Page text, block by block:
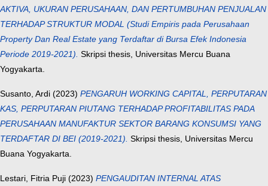
AKTIVA, UKURAN PERUSAHAAN, DAN PERTUMBUHAN PENJUALAN
TERHADAP STRUKTUR MODAL (Studi Empiris pada Perusahaan
Property Dan Real Estate yang Terdaftar di Bursa Efek Indonesia
Periode 2019-2021). Skripsi thesis, Universitas Mercu Buana
Yogyakarta.
Susanto, Ardi (2023) PENGARUH WORKING CAPITAL, PERPUTARAN
KAS, PERPUTARAN PIUTANG TERHADAP PROFITABILITAS PADA
PERUSAHAAN MANUFAKTUR SEKTOR BARANG KONSUMSI YANG
TERDAFTAR DI BEI (2019-2021). Skripsi thesis, Universitas Mercu
Buana Yogyakarta.
Lestari, Fitria Puji (2023) PENGAUDITAN INTERNAL ATAS